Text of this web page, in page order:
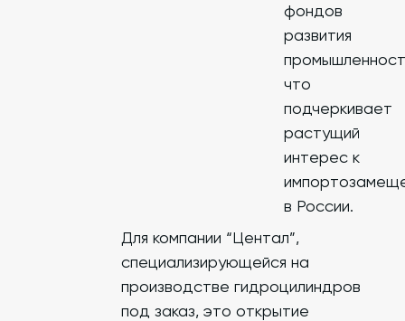
фондов
развития
что
подчеркивает
растущий
интерес к
в России.
Для компании “Центал”,
специализирующейся на
производстве гидроцилиндров
под заказ, это открытие